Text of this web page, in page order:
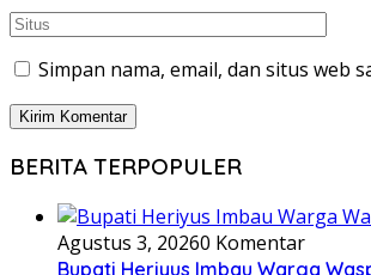
Simpan nama, email, dan situs web
BERITA TERPOPULER
Agustus 3, 20260 Komentar
Bupati Heriyus Imbau Warga